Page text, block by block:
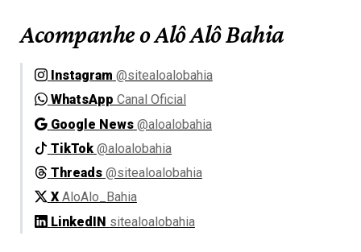
Acompanhe o Alô Alô Bahia
Instagram @sitealoalobahia
WhatsApp Canal Oficial
Google News @aloalobahia
TikTok @aloalobahia
Threads @sitealoalobahia
X AloAlo_Bahia
LinkedIN sitealoalobahia